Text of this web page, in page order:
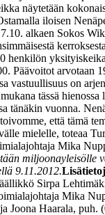
näytetään
iloisen
alkaen Sokos
henkilön
Päävoitot arvotaan
vastuullisuus on
tässä
tänäkin vuonna.
että tämä
mielelle, toteaa
Mika
miljoonayleisölle
9.11.2012.
Sirpa
Mika
Joona Haarala, puh.